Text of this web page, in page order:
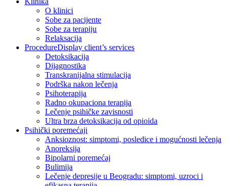
O klinici
Sobe za pacijente
Sobe za terapiju
Relaksacija
ProcedureDisplay client’s services
Detoksikacija
Dijagnostika
Transkranijalna stimulacija
Podrška nakon lečenja
Psihoterapija
Radno okupaciona terapija
Lečenje psihičke zavisnosti
Ultra brza detoksikacija od opioida
Psihički poremećaji
Anksioznost: simptomi, posledice i mogućnosti lečenja
Anoreksija
Bipolarni poremećaj
Bulimija
Lečenje depresije u Beogradu: simptomi, uzroci i